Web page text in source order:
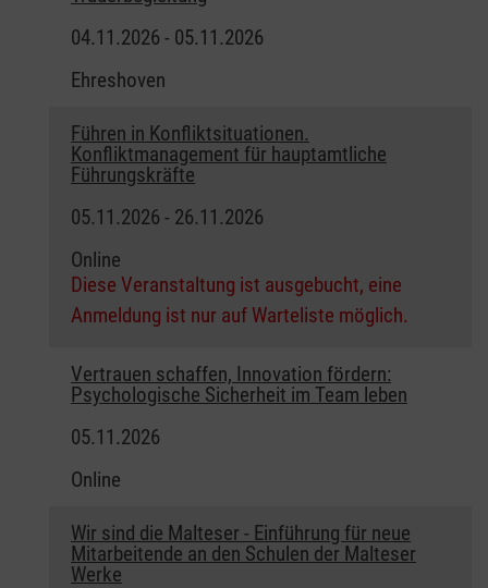
04.11.2026 - 05.11.2026
Ehreshoven
Führen in Konfliktsituationen.
Konfliktmanagement für hauptamtliche
Führungskräfte
05.11.2026 - 26.11.2026
Online
Diese Veranstaltung ist ausgebucht, eine
Anmeldung ist nur auf Warteliste möglich.
Vertrauen schaffen, Innovation fördern:
Psychologische Sicherheit im Team leben
05.11.2026
Online
Wir sind die Malteser - Einführung für neue
Mitarbeitende an den Schulen der Malteser
Werke